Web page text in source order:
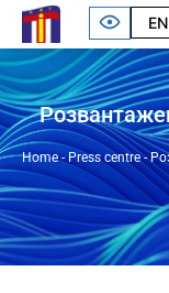
EN
Home-Press centre-